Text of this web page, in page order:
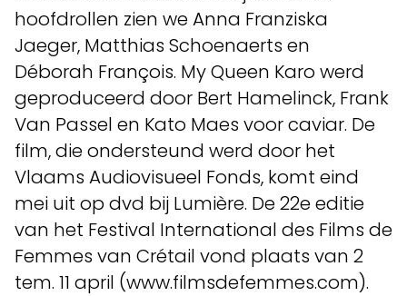
hoofdrollen zien we Anna Franziska
Jaeger, Matthias Schoenaerts en
Déborah François. My Queen Karo werd
geproduceerd door Bert Hamelinck, Frank
Van Passel en Kato Maes voor caviar. De
film, die ondersteund werd door het
Vlaams Audiovisueel Fonds, komt eind
mei uit op dvd bij Lumière. De 22e editie
van het Festival International des Films de
Femmes van Crétail vond plaats van 2
tem. 11 april (www.filmsdefemmes.com).